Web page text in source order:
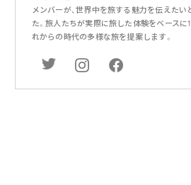
メンバーが、世界中を旅する魅力を伝えた
た。旅人たちが実際に旅した体験をベースに
れからの時代の多様な旅を提案します。